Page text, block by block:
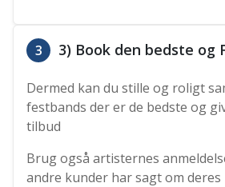
3 3) Book den bedste og
Dermed kan du stille og roligt
festbands der er de bedste og
tilbud
Brug også artisternes
andre kunder har sagt om